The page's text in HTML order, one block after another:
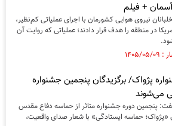
+ فیلم
نیروی هوایی کشورمان با اجرای عملیاتی کم‌نظیر،
در منطقه را هدف قرار دادند؛ عملیاتی که روایت آن
پژواک/ برگزیدگان پنجمین جشنواره
می‌شوند
پنجمین دوره جشنواره متاثر از حماسه دفاع مقدس
«پژواک؛ حماسه ایستادگی» با شعار صدای واقعیت،